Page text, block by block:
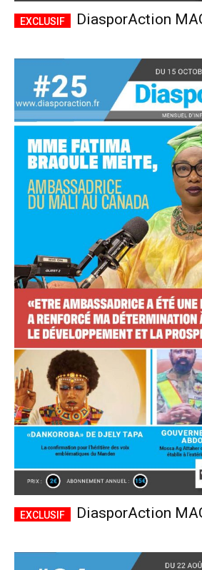
Accès complet
$22 / anplaceholder text
Tous les articles
Annonces
ANNUEL
CHOISIR LE FORFAIT
DiasporAction
DiasporAction